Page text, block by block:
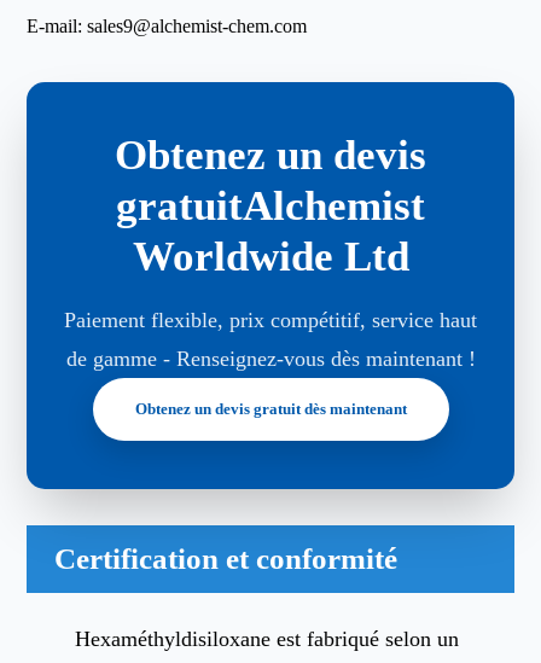
E-mail:sales9@alchemist-chem.com
Obtenez un devis
gratuitAlchemist
Worldwide Ltd
Paiement flexible, prix compétitif, service haut
de gamme - Renseignez-vous dès maintenant !
Obtenez un devis gratuit dès maintenant
Certification et conformité
Hexaméthyldisiloxane est fabriqué selon un